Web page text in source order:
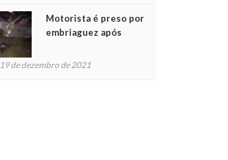
Motorista é preso por
embriaguez após
feridos
19 de dezembro de 2021